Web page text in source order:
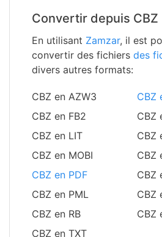
Convertir depuis CBZ
En utilisant Zamzar, il est
convertir des fichiers des
divers autres formats:
CBZ en AZW3
CBZ
CBZ en FB2
CBZ
CBZ en LIT
CBZ
CBZ en MOBI
CBZ
CBZ en PDF
CBZ
CBZ en PML
CBZ
CBZ en RB
CBZ
CBZ en TXT